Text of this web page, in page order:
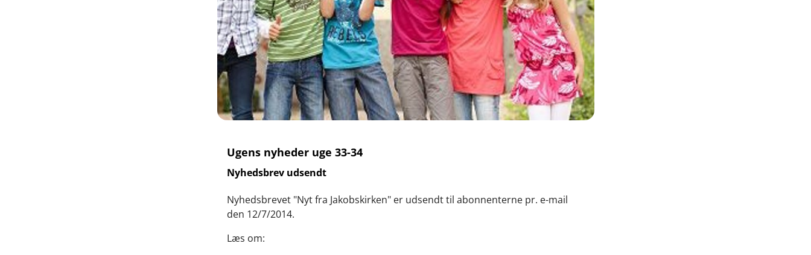
Ugens nyheder uge 33-34
Nyhedsbrev udsendt
Nyhedsbrevet "Nyt fra Jakobskirken" er udsendt til abonnenterne pr. e-mail
den 12/7/2014.
Læs om: